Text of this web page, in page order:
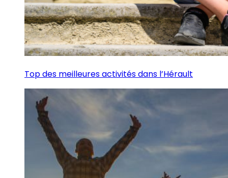
Top des meilleures activités dans l’Hérault